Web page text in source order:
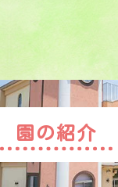
園の紹介